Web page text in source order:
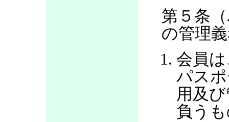
第５条
の管理
会員
パス
用及
負う